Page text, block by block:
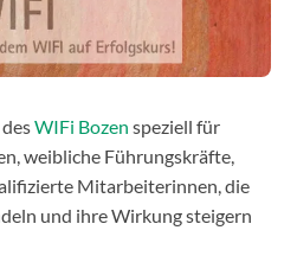
desWIFi Bozen speziell für
weibliche Führungskräfte,
Mitarbeiterinnen, die
und ihre Wirkung steigern